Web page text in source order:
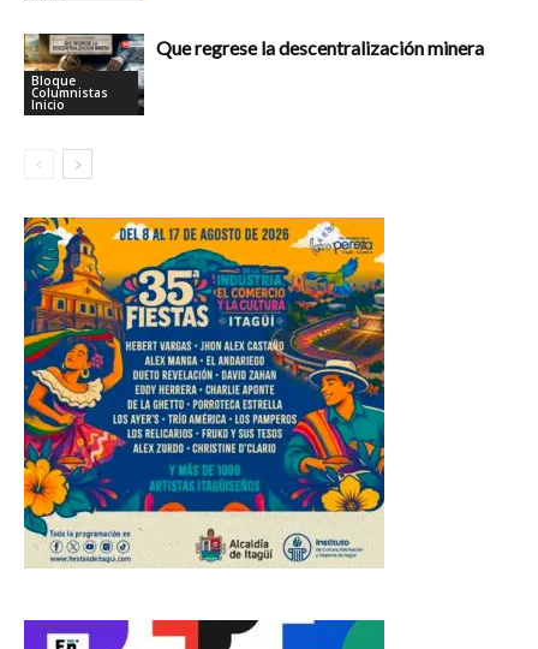
Bloque
Columnistas
Inicio
Que regrese la descentralización minera